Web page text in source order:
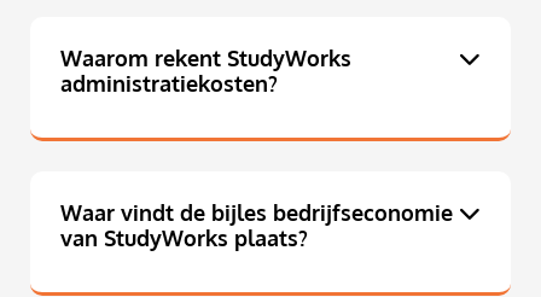
Waarom rekent StudyWorks
administratiekosten?
Waar vindt de bijles bedrijfseconomie
van StudyWorks plaats?